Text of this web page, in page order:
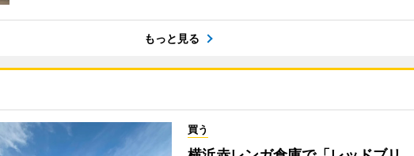
もっと見る
買う